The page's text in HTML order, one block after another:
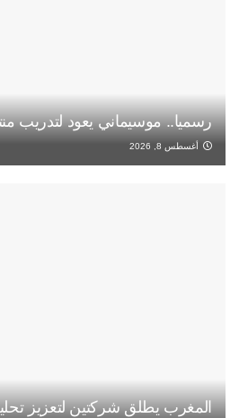
رسميا.. موسيماني يعود لتدريب
أغسطس 8, 2026
المغرب يطلق شركتين لتعزيز